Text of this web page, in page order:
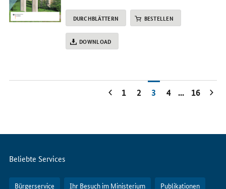
DURCHBLÄTTERN BESTELLEN
DOWNLOAD
1 2 3 4 ... 16
Servicemenü
Beliebte Services
Bürgerservice Ihr Besuch im Ministerium Publikationen